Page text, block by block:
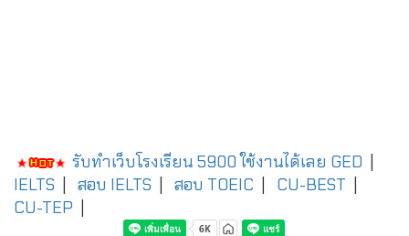
รับทำเว็บโรงเรียน 5900 ใช้งานได้เลย GED
IELTS
สอบ IELTS สอบ TOEIC CU-BEST
CU-TEP